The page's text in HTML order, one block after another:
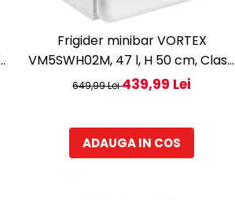
Frigider minibar VORTEX
VM5SWH02M, 47 l, H 50 cm, Clasa
E, alb
649,99 Lei439,99 Lei
ADAUGA IN COS